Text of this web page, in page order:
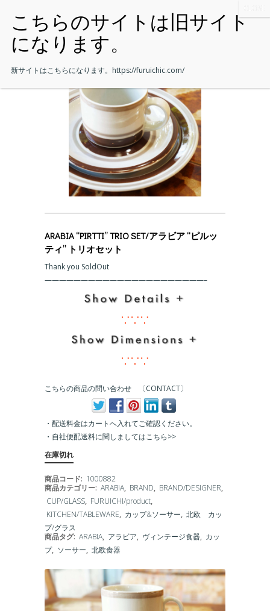
ARABIA “PIRTTI” TRIO SET/アラビア “ピルッ
ティ” トリオセット
Thank you SoldOut
こちらの商品の問い合わせ 〔CONTACT〕
・配送料金はカートへ入れてご確認ください。
・ 自社便配送料に関しましてはこちら>>
在庫切れ
商品コード: 1000882
商品カテゴリー: ARABIA, BRAND, BRAND/DESIGNER,
CUP/GLASS, FURUICHI/product,
KITCHEN/TABLEWARE, カップ&ソーサー, 北欧 カッ
プ/グラス
商品タグ: ARABIA, アラビア, ヴィンテージ食器, カッ
プ, ソーサー, 北欧食器
新サイトはこちらになります。 https://furuichic.com/